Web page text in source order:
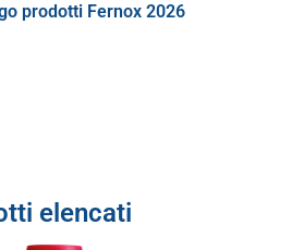
prodotti Fernox 2026
elencati